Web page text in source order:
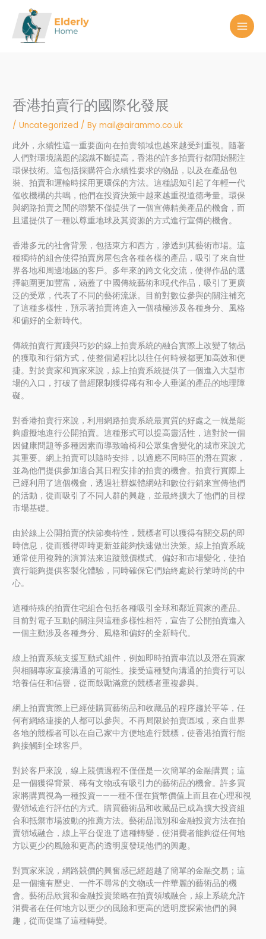
content
香港拍賣行的國際化發展
/Uncategorized / Bymail@airammo.co.uk
此外，永續性這一重要面向在拍賣領域也越來越受到重視。隨著
人們對環境議題的認識不斷提高，香港的許多拍賣行都開始關注
環保技術。這包括採購符合永續性要求的物品，以及在產品包
裝、拍賣和運輸時採用更環保的方法。這種認知引起了年輕一代
催收機構的共鳴，他們在投資決策中越來越重視道德考量。環保
與網路拍賣之間的聯繫不僅提供了一個宣傳精美產品的機會，而
且還提供了一種以尊重地球及其資源的方式進行宣傳的機會。
香港多元的社會背景，包括東方和西方，滲透到其藝術市場。這
種獨特的組合使得拍賣房屋包含各種各樣的產品，吸引了來自世
界各地和周邊地區的客戶。多年來的跨文化交流，使得作品的選
擇範圍更加豐富，涵蓋了中國傳統藝術和現代作品，吸引了更廣
泛的受眾，代表了不同的藝術流派。目前對數位參與的關注補充
了這種多樣性，預示著拍賣將進入一個積極涉及各種身分、風格
和偏好的全新時代。
傳統拍賣行實踐與巧妙的線上拍賣系統的融合實際上改變了物品
的獲取和行銷方式，使整個過程比以往任何時候都更加高效和便
捷。對於賣家和買家來說，線上拍賣系統提供了一個進入大型市
場的入口，打破了曾經限制獲得稀有和令人垂涎的產品的地理障
礙。
對香港拍賣行來說，利用網路拍賣系統最實質的好處之一就是能
夠虛擬地進行公開拍賣。這種形式可以提高靈活性，這對於一個
因健康問題等多種因素而導致輪椅和公眾集會變化的城市來說尤
其重要。網上拍賣可以隨時安排，以適應不同時區的潛在買家，
並為他們提供參加適合其日程安排的拍賣的機會。拍賣行實際上
已經利用了這個機會，透過社群媒體網站和數位行銷來宣傳他們
的活動，從而吸引了不同人群的興趣，並最終擴大了他們的目標
市場基礎。
由於線上公開拍賣的快節奏特性，競標者可以獲得有關交易的即
時信息，從而獲得即時更新並能夠快速做出決策。線上拍賣系統
通常使用複雜的演算法來追蹤競價模式、偏好和市場變化，使拍
賣行能夠提供客製化體驗，同時確保它們始終處於行業時尚的中
心。
這種特殊的拍賣住宅組合包括各種吸引全球和鄰近買家的產品。
目前對電子互動的關注與這種多樣性相符，宣告了公開拍賣進入
一個主動涉及各種身分、風格和偏好的全新時代。
線上拍賣系統支援互動式組件，例如即時拍賣串流以及潛在買家
與相關專家直接溝通的可能性。接受這種雙向溝通的拍賣行可以
培養信任和信譽，從而鼓勵滿意的競標者重複參與。
網上拍賣實際上已經使購買藝術品和收藏品的程序趨於平等，任
何有網絡連接的人都可以參與。不再局限於拍賣區域，來自世界
各地的競標者可以在自己家中方便地進行競標，使香港拍賣行能
夠接觸到全球客戶。
對於客戶來說，線上競價過程不僅僅是一次簡單的金融購買；這
是一個獲得背景、稀有文物或有吸引力的藝術品的機會。許多買
家將購買視為一種投資——一種不僅在貨幣價值上而且在心理和視
覺領域進行評估的方式。購買藝術品和收藏品已成為擴大投資組
合和抵禦市場波動的推薦方法。藝術品識別和金融投資方法在拍
賣領域融合，線上平台促進了這種轉變，使消費者能夠從任何地
方以更少的風險和更高的透明度發現他們的興趣。
對買家來說，網路競價的興奮感已經超越了簡單的金融交易；這
是一個擁有歷史、一件不尋常的文物或一件華麗的藝術品的機
會。藝術品欣賞和金融投資策略在拍賣領域融合，線上系統允許
消費者在任何地方以更少的風險和更高的透明度探索他們的興
趣，從而促進了這種轉變。